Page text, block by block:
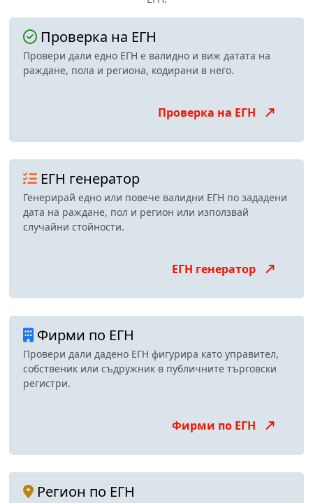
Проверка на ЕГН
Провери дали едно ЕГН е валидно и виж датата на
раждане, пола и региона, кодирани в него.
Проверка на ЕГН
ЕГН генератор
Генерирай едно или повече валидни ЕГН по зададени
дата на раждане, пол и регион или използвай
случайни стойности.
ЕГН генератор
Фирми по ЕГН
Провери дали дадено ЕГН фигурира като управител,
собственик или съдружник в публичните търговски
регистри.
Фирми по ЕГН
Регион по ЕГН